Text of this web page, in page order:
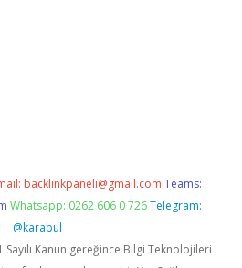
backlinkpaneli@gmail.com Teams:
Whatsapp: 0262 606 0 726 Telegram:
@karabul
Sayılı Kanun gereğince Bilgi Teknolojileri